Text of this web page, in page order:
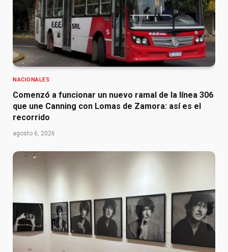
NACIONALES
Comenzó a funcionar un nuevo ramal de la línea 306
que une Canning con Lomas de Zamora: así es el
recorrido
agosto 6, 2026